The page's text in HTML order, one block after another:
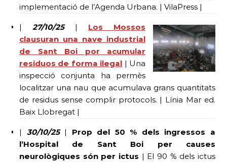
implementació de l’Agenda Urbana. | VilaPress |
| 27/10/25| Los Mossos
clausuran una nave industrial
de Sant Boi por acumular
residuos de forma ilegal | Una
inspecció conjunta ha permès
localitzar una nau que acumulava grans quantitats
de residus sense complir protocols. | Línia Mar ed.
Baix Llobregat |
| 30/10/25| Prop del 50 % dels ingressos a
l’Hospital de Sant Boi per causes
neurològiques són per ictus | El 90 % dels ictus